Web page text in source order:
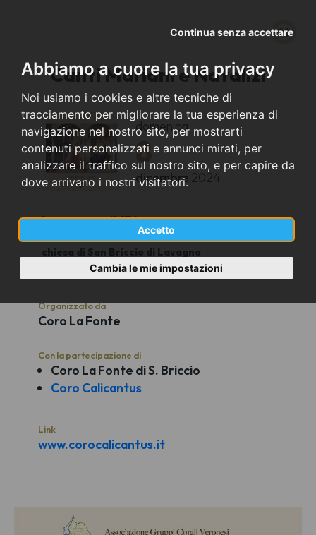
Abbiamo a cuore la tua privacy
Noi usiamo i cookies e altre tecniche di
tracciamento per migliorare la tua esperienza di
navigazione nel nostro sito, per mostrarti
contenuti personalizzati e annunci mirati, per
analizzare il traffico sul nostro sito, e per capire da
dove arrivano i nostri visitatori.
Accetto
Continua senza accettare
Cambia le mie impostazioni
Canti Mariani e Natalizi
domenica
8
dicembre 2024
Lavagno (VR)
chiesa di San Briccio di Lavagno
Organizzato da
Coro La Fonte
Con la partecipazione di
Coro La Fonte di S. Briccio
Coro Calicantus
Link
www.corocalicantus.it